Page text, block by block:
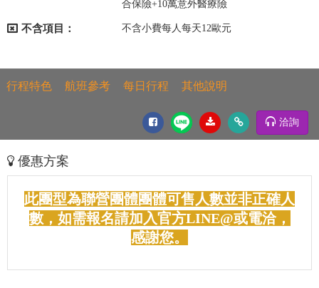
合保險+10萬意外醫療險
不含項目： 不含小費每人每天12歐元
行程特色 航班參考 每日行程 其他說明
洽詢
優惠方案
此團型為聯營團體團體可售人數並非正確人
數，如需報名請加入官方LINE@或電洽，
感謝您。